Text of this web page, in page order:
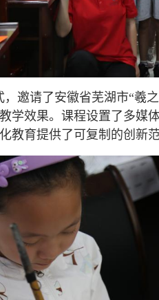
邀请了安徽省芜湖市“
学效果。课程设置了多
教育提供了可复制的创新范